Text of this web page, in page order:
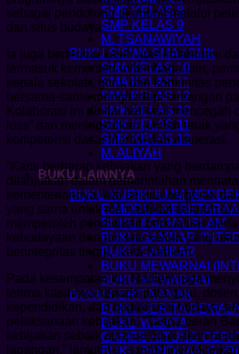
SMP KELAS 8
SMP KELAS 9
M. TSANAWIYAH
BUKU SISWA SMA / SMK
SMA KELAS 10
SMA KELAS 11
SMA KELAS 12
SMK KELAS 10
SMK KELAS 11
SMK KELAS 12
M. ALIYAH
BUKU LAINNYA
BUKU KURIKULUM
E-MODUL
BUKU AGAMA ISLAM
BUKU GAMBAR
BUKU GAMBAR
BUKU MEWARNAI
BUKU MEWARNAI
BUKU CERITA ANAK
BUKU CERITA
BUKU WISATA
GAMES HITUNG
BUKU PANDUAN
sebagai pendorong ekonomi melalui
dan situs budaya.
Ia juga berterima kasih atas kolaborasi
termasuk kementerian/lembaga lain,
kepala sekolah, guru, dan komunitas
bersama-sama menghadapi tantangan
Kolaborasi ini dinilai berhasil mencegah
loss” dan meningkatkan jumlah anak
kompetensi dasar literasi dan numerasi.
“Kami berharap kebijakan yang
dilanjutkan dalam pemerintahan
kementeriannya, kita semua bergerak
yang sama untuk memastikan seluruh
memperoleh pendidikan berkualitas
kebudayaan dengan tata kelola yang
berintegritas tinggi,” kata Nadiem.
Pada kesempatan itu, Nadiem juga
terima kasihnya kepada para guru,
kependidikan, dan pegiat seni budaya
pelaksanaan kebijakan. “Tanpa peran
kebijakan sebaik apapun tidak akan
lapangan,” lanjutnya, sambil